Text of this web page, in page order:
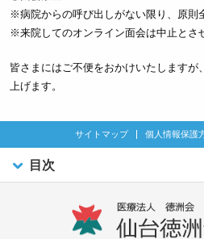
※病院からの呼び出しがない限り、原則
※来院してのオンライン面会は中止とさ
皆さまにはご不便をおかけいたしますが
上げます。
サイトマップ 個人情報保護
目次